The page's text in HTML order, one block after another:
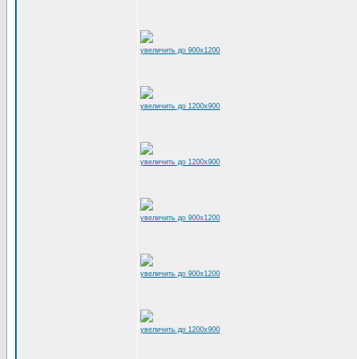
увеличить до 900x1200
увеличить до 1200x900
увеличить до 1200x900
увеличить до 900x1200
увеличить до 900x1200
увеличить до 1200x900